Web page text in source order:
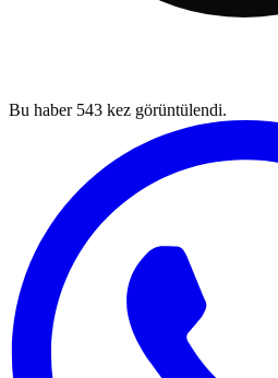
Bu haber 543 kez görüntülendi.